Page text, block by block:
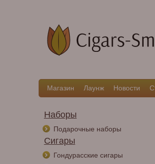
Магазин Лаунж Новости
Наборы
Подарочные наборы
Сигары
Гондурасские сигары